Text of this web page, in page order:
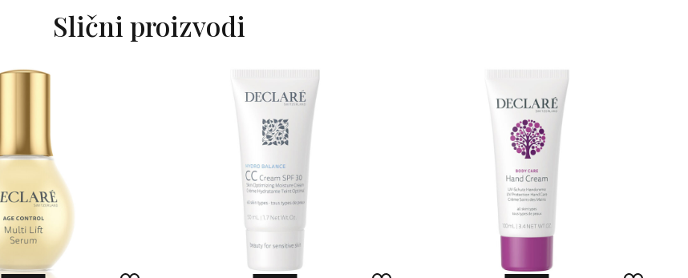
My Payot Noćna maska za lice: Nanesite My Payot Sleeping Masque Éclat u tankom
sloju navečer jednom ili dva puta tjedno umjesto uobičajenog noćnog tretmana.
Slični proizvodi